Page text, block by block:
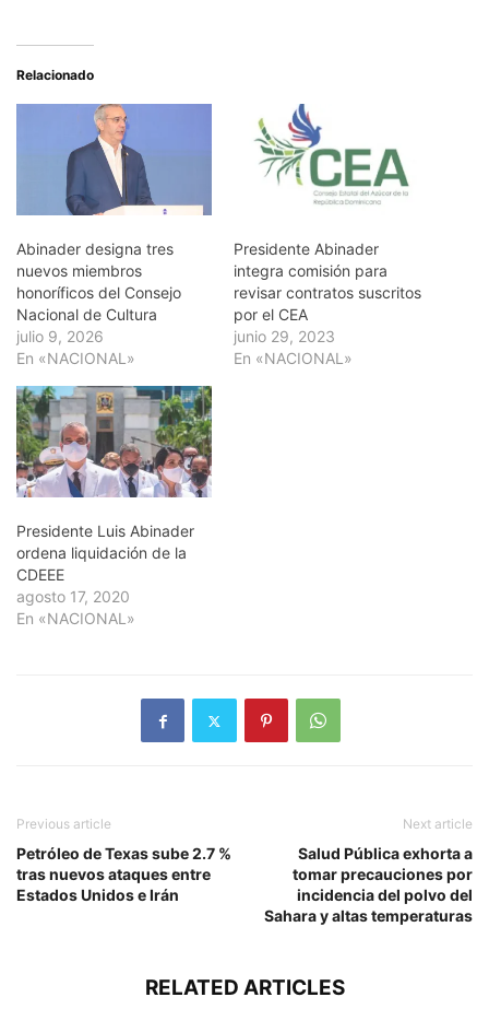
Relacionado
Abinader designa tres
nuevos miembros
honoríficos del Consejo
Nacional de Cultura
julio 9, 2026
En «NACIONAL»
Presidente Abinader
integra comisión para
revisar contratos suscritos
por el CEA
junio 29, 2023
En «NACIONAL»
Presidente Luis Abinader
ordena liquidación de la
CDEEE
agosto 17, 2020
En «NACIONAL»
Previous article
Petróleo de Texas sube 2.7 %
tras nuevos ataques entre
Estados Unidos e Irán
Next article
Salud Pública exhorta a
tomar precauciones por
incidencia del polvo del
Sahara y altas temperaturas
RELATED ARTICLES